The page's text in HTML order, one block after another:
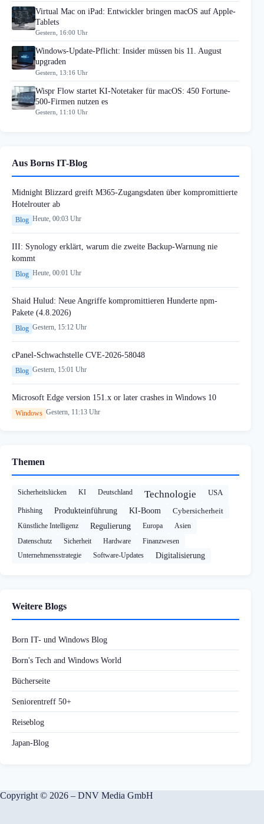
Virtual Mac on iPad: Entwickler bringen macOS auf Apple-
Tablets
Gestern, 16:00 Uhr
Windows-Update-Pflicht: Insider müssen bis 11. August
upgraden
Gestern, 13:16 Uhr
Wispr Flow startet KI-Notetaker für macOS: 450 Fortune-
500-Firmen nutzen es
Gestern, 11:10 Uhr
Aus Borns IT-Blog
Midnight Blizzard greift M365-Zugangsdaten über kompromittierte
Hotelrouter ab
Blog Heute, 00:03 Uhr
III: Synology erklärt, warum die zweite Backup-Warnung nie
kommt
Blog Heute, 00:01 Uhr
Shaid Hulud: Neue Angriffe kompromittieren Hunderte npm-
Pakete (4.8.2026)
Blog Gestern, 15:12 Uhr
cPanel-Schwachstelle CVE-2026-58048
Blog Gestern, 15:01 Uhr
Microsoft Edge version 151.x or later crashes in Windows 10
Windows Gestern, 11:13 Uhr
Themen
Sicherheitslücken KI Deutschland Technologie USA
Phishing Produkteinführung KI-Boom Cybersicherheit
Künstliche Intelligenz Regulierung Europa
Asien
Datenschutz
Sicherheit Hardware
Finanzwesen
Unternehmensstrategie
Software-Updates Digitalisierung
Weitere Blogs
Born IT- und Windows Blog
Born's Tech and Windows World
Bücherseite
Seniorentreff 50+
Reiseblog
Japan-Blog
Copyright © 2026 – DNV Media GmbH